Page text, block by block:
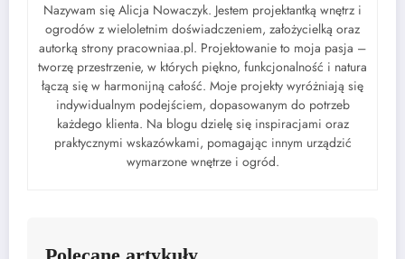
Nazywam się Alicja Nowaczyk. Jestem projektantką wnętrz i
ogrodów z wieloletnim doświadczeniem, założycielką oraz
autorką strony pracowniaa.pl. Projektowanie to moja pasja –
tworzę przestrzenie, w których piękno, funkcjonalność i natura
łączą się w harmonijną całość. Moje projekty wyróżniają się
indywidualnym podejściem, dopasowanym do potrzeb
każdego klienta. Na blogu dzielę się inspiracjami oraz
praktycznymi wskazówkami, pomagając innym urządzić
wymarzone wnętrze i ogród.